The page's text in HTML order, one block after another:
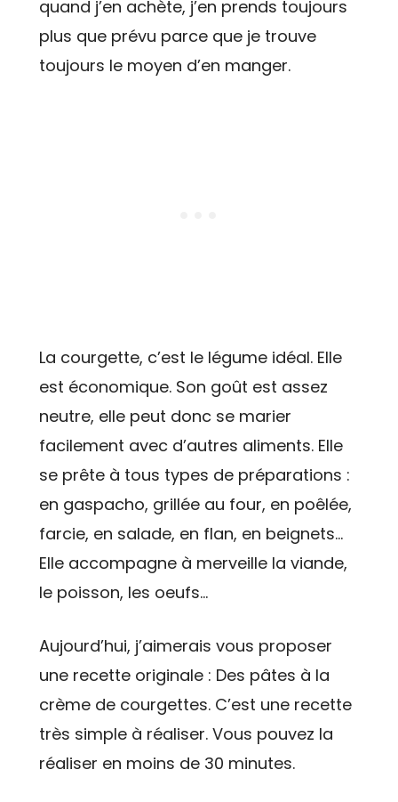
quand j’en achète, j’en prends toujours
plus que prévu parce que je trouve
toujours le moyen d’en manger.
La courgette, c’est le légume idéal. Elle
est économique. Son goût est assez
neutre, elle peut donc se marier
facilement avec d’autres aliments. Elle
se prête à tous types de préparations :
en gaspacho, grillée au four, en poêlée,
farcie, en salade, en flan, en beignets…
Elle accompagne à merveille la viande,
le poisson, les oeufs…
Aujourd’hui, j’aimerais vous proposer
une recette originale : Des pâtes à la
crème de courgettes. C’est une recette
très simple à réaliser. Vous pouvez la
réaliser en moins de 30 minutes.